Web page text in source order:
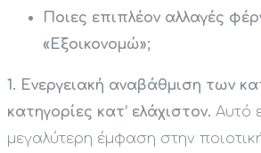
Ποιες επιπλέον αλλαγές
«Εξοικονομώ»;
1. Ενεργειακή αναβάθμιση των
κατηγορίες κατ’ ελάχιστον. Αυτό
μεγαλύτερη έμφαση στην